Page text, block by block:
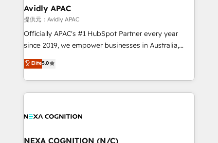
traffic, generates better leads and crushes your
revenue goals. We've worked with thousands of
HubSpot customers and we'd love to work with you
too! Clients come to us for: Advanced CRM solutions
HubSpot Data System Migrations between systems
to HubSpot New lead generation strategies Time-
Avidly APAC
提供元：Avidly APAC
Officially APAC's #1 HubSpot Partner every year
since 2019, we empower businesses in Australia,
New Zealand, and globally to realise their full
potential through enterprise HubSpot CRM
implementation. And we deliver best practice across
the whole HubSpot platform, covering marketing,
all businesses, from start-up to Enterprise, and have
the world. Our human approach to digital
Elite5.0
NEXA COGNITION (N/C)